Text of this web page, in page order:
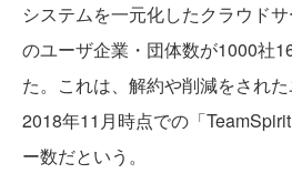
システムを一元化したクラウドサ
のユーザ企業・団体数が1000社
た。これは、解約や削減をされた
2018年11月時点での「
ー数だという。